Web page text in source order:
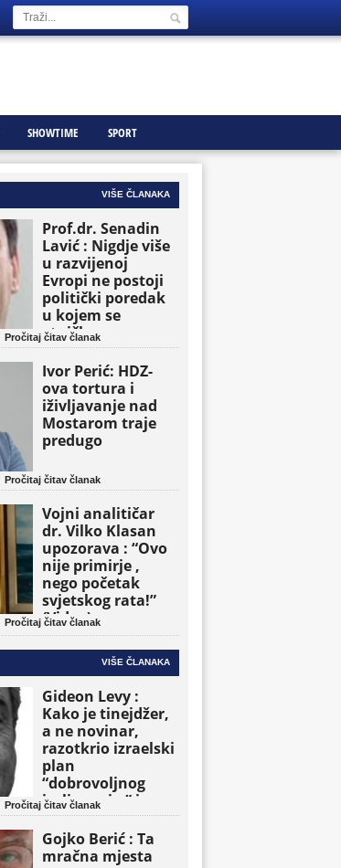
SHOWTIME SPORT
VIŠE ČLANAKA
Prof.dr. Senadin
Lavić : Nigdje više
u razvijenoj
Evropi ne postoji
politički poredak
u kojem se
etničke grupe
pojavljuju kao
osnovne političke
jedinice
Pročitaj čitav članak
Ivor Perić: HDZ-
ova tortura i
iživljavanje nad
Mostarom traje
predugo
Pročitaj čitav članak
Vojni analitičar
dr. Vilko Klasan
upozorava : “Ovo
nije primirje ,
nego početak
svjetskog rata!”
(Video)
Pročitaj čitav članak
VIŠE ČLANAKA
Gideon Levy :
Kako je tinejdžer,
a ne novinar,
razotkrio izraelski
plan
“dobrovoljnog
iseljavanja ” iz
Gaze
Pročitaj čitav članak
Gojko Berić : Ta
mračna mjesta